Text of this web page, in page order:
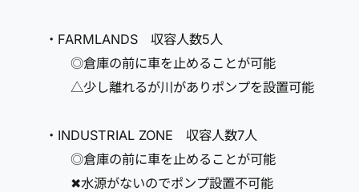
・FARMLANDS 収容人数5人
◎倉庫の前に車を止めることが可能
△少し離れるが川がありポンプを設置可能
・INDUSTRIAL ZONE 収容人数7人
◎倉庫の前に車を止めることが可能
✖水源がないのでポンプ設置不可能